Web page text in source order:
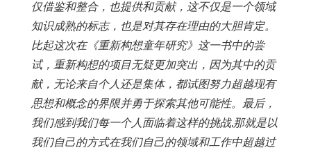
仅借鉴和整合，也提供和贡献，这不仅是一个领域
知识成熟的标志，也是对其存在理由的大胆肯定。
比起这次在《重新构想童年研究》这一书中的尝
试，重新构想的项目无疑更加突出，因为其中的贡
献，无论来自个人还是集体，都试图努力超越现有
思想和概念的界限并勇于探索其他可能性。最后，
我们感到我们每一个人面临着这样的挑战,那就是以
我们自己的方式在我们自己的领域和工作中超越过